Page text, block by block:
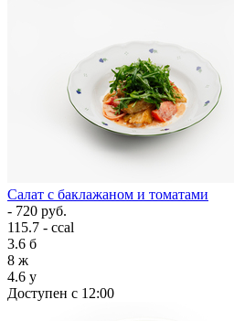
Салат с баклажаном и томатами
- 720 руб.
115.7 - ccal
3.6 б
8 ж
4.6 у
Доступен с 12:00